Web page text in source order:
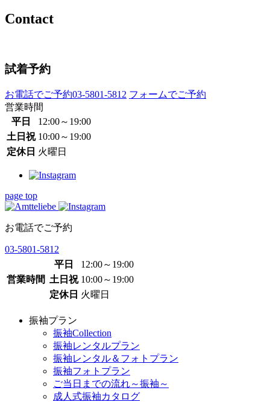
Contact
試着予約
お電話でご予約03-5801-5812 フォームでご予約
営業時間
平日
12:00～19:00
土日祝 10:00～19:00
定休日 火曜日
page top
お電話でご予約
03-5801-5812
営業時間
平日
12:00～19:00
土日祝 10:00～19:00
定休日 火曜日
振袖プラン
振袖Collection
振袖レンタルプラン
振袖レンタル＆フォトプラン
振袖フォトプラン
ご当日までの流れ～振袖～
成人式振袖カタログ